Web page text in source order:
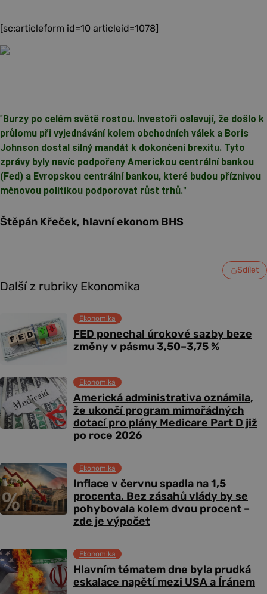
[sc:articleform id=10 articleid=1078]
" Burzy po celém světě rostou. Investoři oslavují, že došlo k
průlomu při vyjednávání kolem obchodních válek a Boris
Johnson dostal silný mandát k dokončení brexitu. Tyto
zprávy byly navíc podpořeny Americkou centrální bankou
(Fed) a Evropskou centrální bankou, které budou příznivou
měnovou politikou podporovat růst trhů."
Štěpán Křeček, hlavní ekonom BHS
Sdílet
Další z rubriky Ekonomika
FED ponechal úrokové sazby beze
změny v pásmu 3,50–3,75 %
Ekonomika
Americká administrativa oznámila,
že ukončí program mimořádných
dotací pro plány Medicare Part D již
po roce 2026
Ekonomika
Inflace v červnu spadla na 1,5
procenta. Bez zásahů vlády by se
pohybovala kolem dvou procent –
zde je výpočet
Ekonomika
Hlavním tématem dne byla prudká
eskalace napětí mezi USA a Íránem
Ekonomika